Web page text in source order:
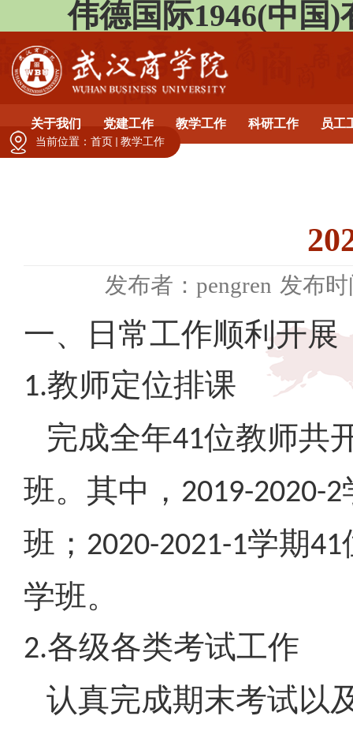
伟德国际1946(中国
关于我们 党建工作 教学工作 科研工作 员工
发布者：pengren 发布时
一、日常工作顺利开展
1.教师定位排课
完成全年41位教师共
班。其中， 2019-2020-2
班； 2020-2021-1学期41
学班。
2.各级各类考试工作
认真完成期末考试以
当前位置： 首页 教学工作